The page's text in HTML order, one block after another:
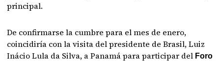
principal.
De confirmarse la cumbre para el mes de enero,
coincidiría con la visita del presidente de Brasil, Luiz
Inácio Lula da Silva, a Panamá para participar del Foro